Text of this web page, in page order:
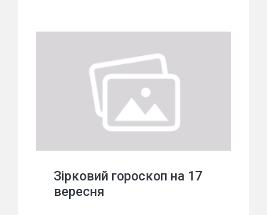
Зірковий гороскоп на 17
вересня